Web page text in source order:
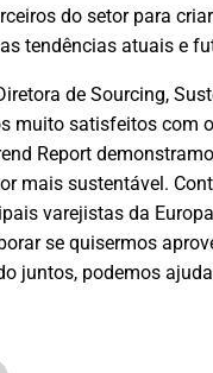
do setor para
tendências atuais e
de Sourcing,
muito satisfeitos com
Report
mais sustentável.
varejistas da
se quisermos
juntos, podemos